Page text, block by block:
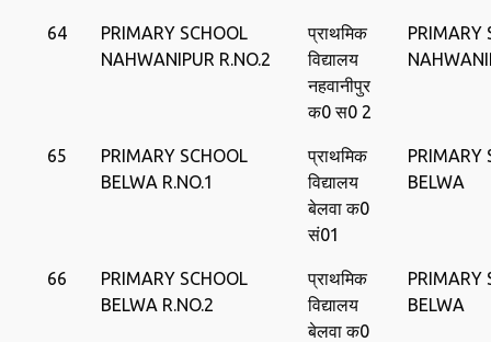
64
PRIMARY SCHOOL
NAHWANIPUR R.NO.2
प्राथमिक
विद्यालय
नहवानीपुर
क0 स0 2
PRIMARY
65
PRIMARY SCHOOL
BELWA R.NO.1
प्राथमिक
विद्यालय
बेलवा क0
सं01
PRIMARY
BELWA
66
PRIMARY SCHOOL
BELWA R.NO.2
प्राथमिक
विद्यालय
बेलवा क0
PRIMARY
BELWA